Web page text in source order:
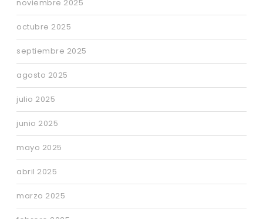
noviembre 2025
octubre 2025
septiembre 2025
agosto 2025
julio 2025
junio 2025
mayo 2025
abril 2025
marzo 2025